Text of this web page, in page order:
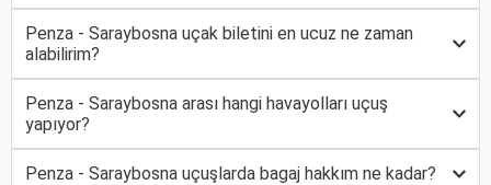
Penza - Saraybosna uçak biletini en ucuz ne zaman
alabilirim?
Penza - Saraybosna arası hangi havayolları uçuş
yapıyor?
Penza - Saraybosna uçuşlarda bagaj hakkım ne kadar?